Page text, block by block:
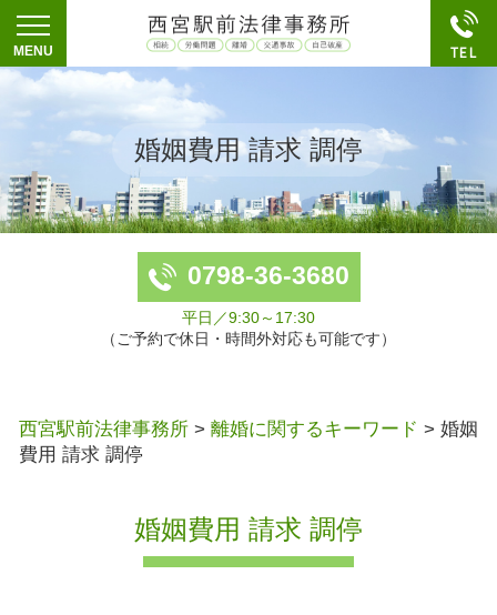
婚姻費用 請求 調停
0798-36-3680
平日／9:30～17:30
（ご予約で休日・時間外対応も可能です）
西宮駅前法律事務所 > 離婚に関するキーワード > 婚姻
費用 請求 調停
婚姻費用 請求 調停